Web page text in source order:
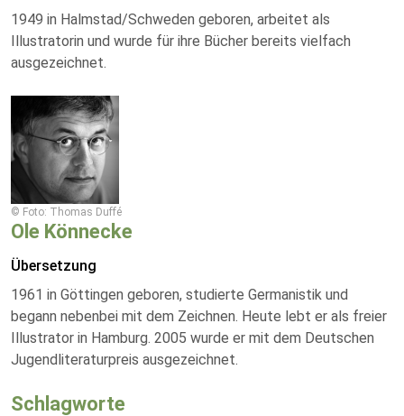
1949 in Halmstad/Schweden geboren, arbeitet als
Illustratorin und wurde für ihre Bücher bereits vielfach
ausgezeichnet.
© Foto: Thomas Duffé
Ole Könnecke
Übersetzung
1961 in Göttingen geboren, studierte Germanistik und
begann nebenbei mit dem Zeichnen. Heute lebt er als freier
Illustrator in Hamburg. 2005 wurde er mit dem Deutschen
Jugendliteraturpreis ausgezeichnet.
Schlagworte